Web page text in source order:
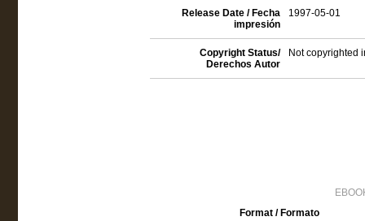
Release Date / Fecha
impresión
1997-05-01
Copyright Status/
Derechos Autor
Not copyrighted
Format / Formato